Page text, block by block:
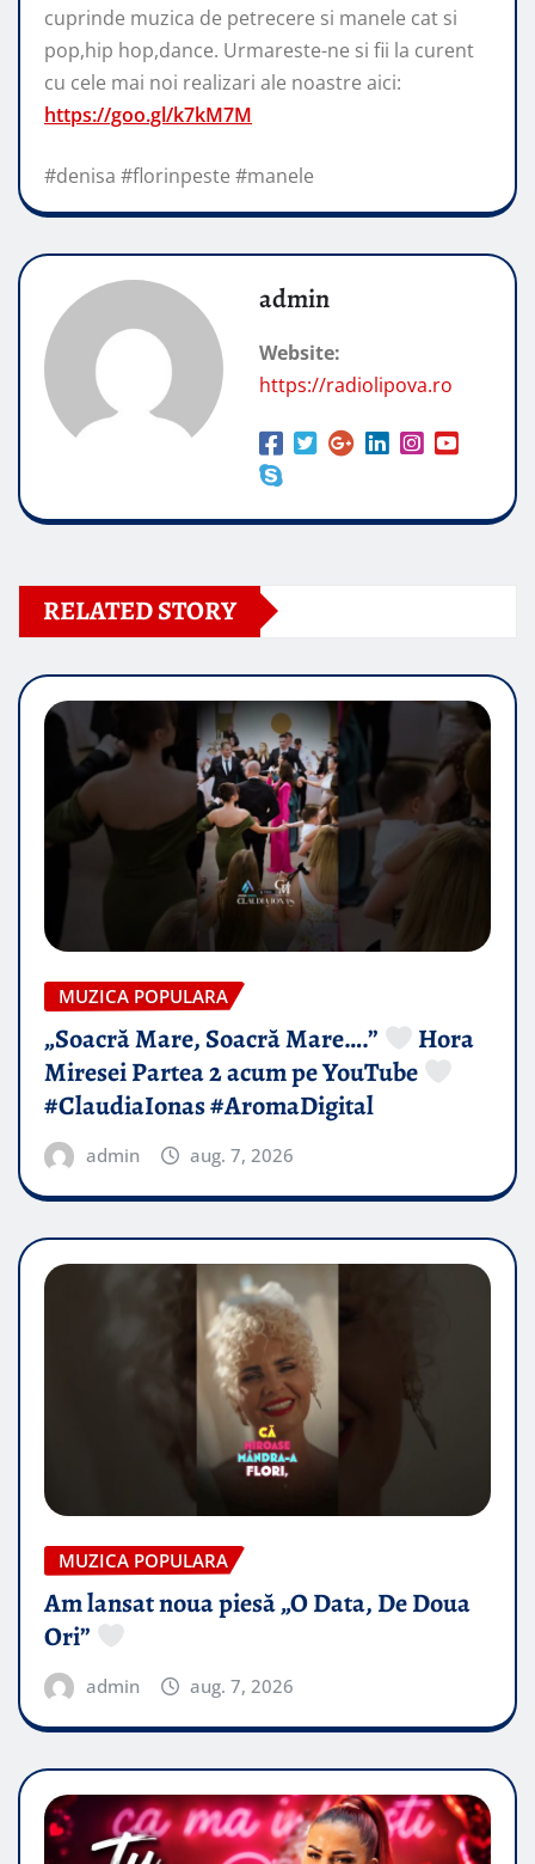
cuprinde muzica de petrecere si manele cat si
pop,hip hop,dance. Urmareste-ne si fii la curent
cu cele mai noi realizari ale noastre aici:
https://goo.gl/k7kM7M
#denisa #florinpeste #manele
admin
Website:
https://radiolipova.ro
RELATED STORY
MUZICA POPULARA
„Soacră Mare, Soacră Mare….”
Hora
Miresei Partea 2 acum pe YouTube
#ClaudiaIonas #AromaDigital
admin aug. 7, 2026
MUZICA POPULARA
Am lansat noua piesă „O Data, De Doua
Ori”
admin aug. 7, 2026